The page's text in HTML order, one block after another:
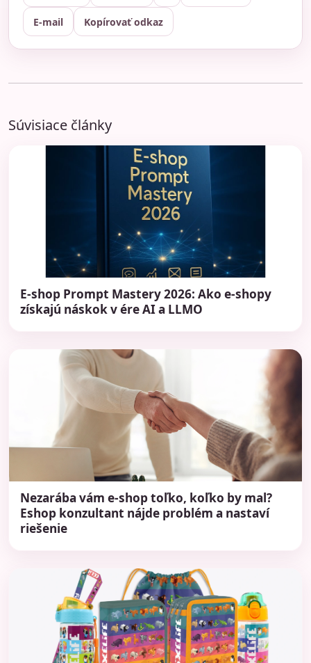
E-mail Kopírovať odkaz
Súvisiace články
E-shop Prompt Mastery 2026: Ako e-shopy
získajú náskok v ére AI a LLMO
Nezarába vám e-shop toľko, koľko by mal?
Eshop konzultant nájde problém a nastaví
riešenie